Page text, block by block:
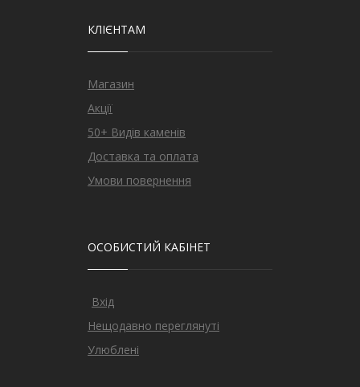
КЛІЄНТАМ
Магазин
Акції
50+ Видів каменів
Доставка та оплата
Умови повернення
ОСОБИСТИЙ КАБІНЕТ
Вхід
Нещодавно переглянуті
Улюблені